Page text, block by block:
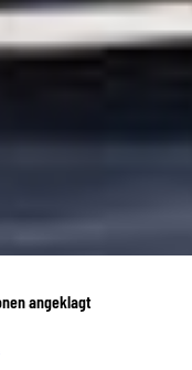
angeklagt